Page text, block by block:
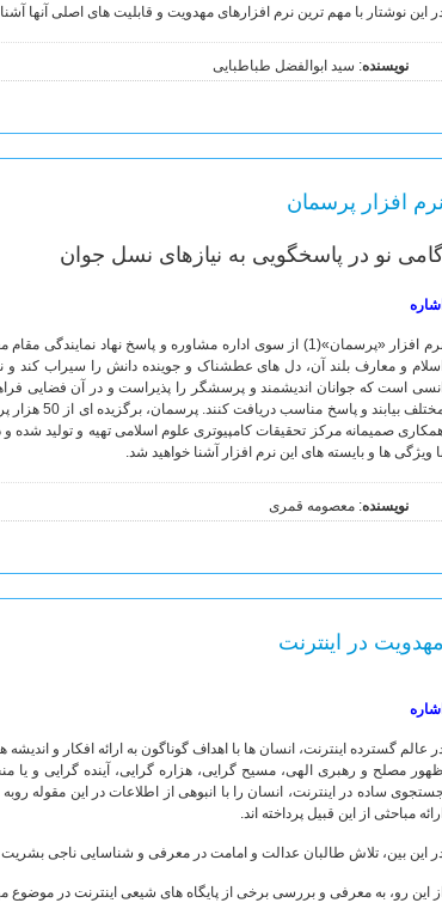
این نوشتار با مهم ترین نرم افزارهای مهدویت و قابلیت های اصلی آنها
نویسنده: سید ابوالفضل طباطبایی
نرم افزار پرسمان
نو در پاسخگویی به نیازهای نسل جوان
اشاره
نرم افزار «پرسمان»(1) از سوی اداره مشاوره و پاسخ نهاد
اسلام و معارف بلند آن، دل های عطشناک و جوینده دانش را سیراب کند
انسی است که جوانان اندیشمند و پرسشگر را پذیراست و در آن فضایی
مختلف
صمیمانه مرکز تحقیقات کامپیوتری علوم اسلامی تهیه و تولید شده
ویژگی ها و بایسته های این نرم افزار آشنا خواهید شد.
نویسنده: معصومه قمری
مهدویت در اینترنت
اشاره
عالم گسترده اینترنت، انسان ها با اهداف گوناگون به ارائه افکار و
ظهور مصلح و رهبری الهی، مسیح گرایی، هزاره گرایی، آینده گرایی و
ساده در اینترنت، انسان را با انبوهی از اطلاعات در این مقوله
ارائه مباحثی از این قبیل پرداخته اند.
این بین، تلاش طالبان عدالت و امامت در معرفی و شناسایی ناجی
از این رو، به معرفی و بررسی برخی از پایگاه های شیعی اینترنت در موضوع